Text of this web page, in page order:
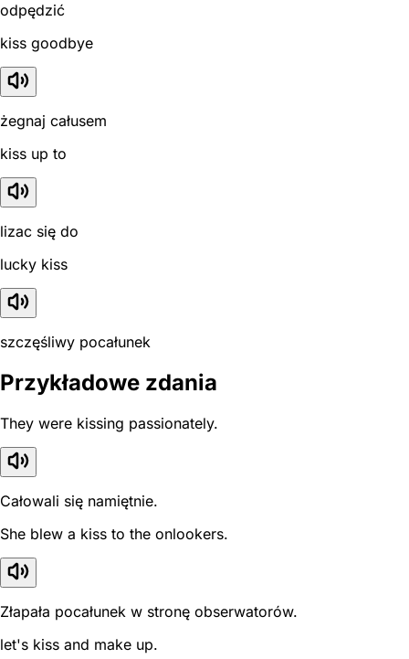
odpędzić
kiss goodbye
żegnaj całusem
kiss up to
lizac się do
lucky kiss
szczęśliwy pocałunek
Przykładowe zdania
They were kissing passionately.
Całowali się namiętnie.
She blew a kiss to the onlookers.
Złapała pocałunek w stronę obserwatorów.
let's kiss and make up.